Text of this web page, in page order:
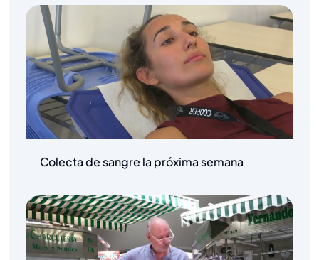
Colecta de sangre la próxima semana